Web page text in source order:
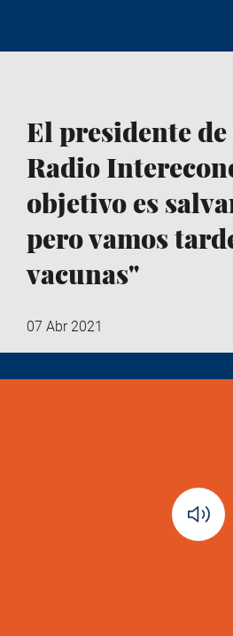
El presidente
Radio
objetivo es
pero vamos
vacunas"
07 Abr 2021